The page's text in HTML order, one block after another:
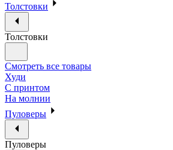
Толстовки
Толстовки
Смотреть все товары
Худи
С принтом
На молнии
Пуловеры
Пуловеры